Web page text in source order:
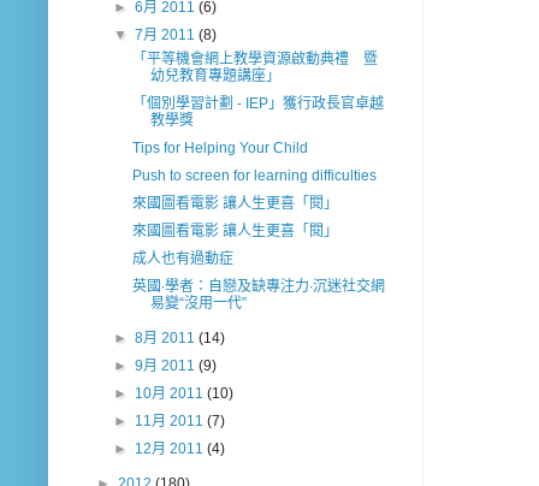
►6月 2011(6)
▼7月 2011(8)
「平等機會網上教學資源啟動典禮 暨
幼兒教育專題講座」
「個別學習計劃 - IEP」獲行政長官卓越
教學獎
Tips for Helping Your Child
Push to screen for learning difficulties
來國圖看電影 讓人生更喜「閱」
來國圖看電影 讓人生更喜「閱」
成人也有過動症
英國‧學者：自戀及缺專注力‧沉迷社交網
易變“沒用一代”
►8月 2011(14)
►9月 2011(9)
► 10月 2011(10)
► 11月 2011(7)
► 12月 2011(4)